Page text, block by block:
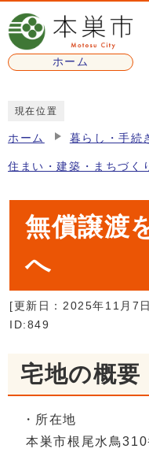
ページの先頭です
ホーム
現在位置
ホーム 暮らし・手続
住まい・建築・まちづく
無償譲渡
へ
[更新日： 2025年11月7日
ID:849
宅地の概要
・所在地
本巣市根尾水鳥